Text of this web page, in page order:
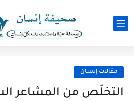
مقالات إنسان
التخلّص من المشاعر